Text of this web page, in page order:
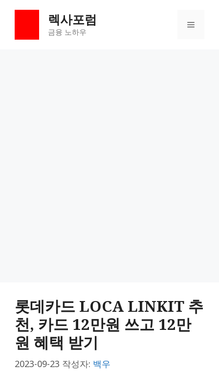
렉사포럼
금융 노하우
메
롯데카드 LOCA LINKIT 추
천, 카드 12만원 쓰고 12만
원 혜택 받기
2023-09-23 작성자: 백우